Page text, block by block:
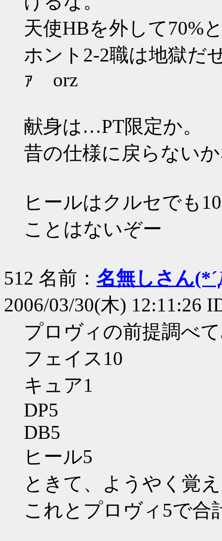
天使HBを外して70%
ホント2-2職は地獄
ｧ orz
献身は…PT限定か。
昔の仕様に戻らない
ヒールはクルセでも
ことはないぞー
512 名前： 名無しさん
2006/03/30(木) 12:11:26
プロヴィの前提調べ
フェイス10
キュア1
DP5
DB5
ヒール5
ときて、ようやく覚
これとプロヴィ5で合